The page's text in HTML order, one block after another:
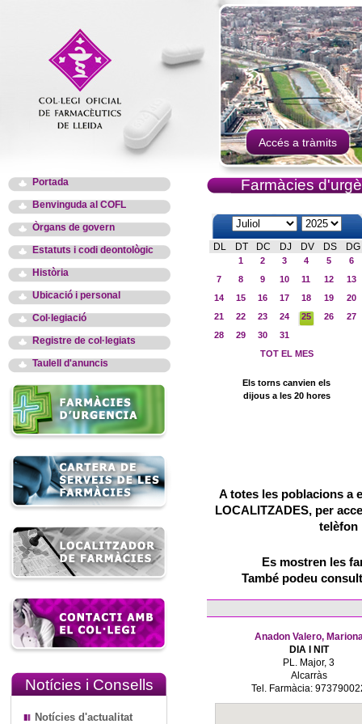
Accés a tràmits
Portada
Benvinguda al COFL
Òrgans de govern
Estatuts i codi deontològic
Història
Ubicació i personal
Col·legiació
Registre de col·legiats
Taulell d'anuncis
Notícies i Consells
Notícies d'actualitat
Farmàcies
DL DT DC DJ DV DS DG
1 2 3 4 5
6
7
8 9 10 11 12
13
14
15 16 17 18 19
20
21
22 23 24 25 26
27
28
29 30
31
TOT EL MES
Els torns canvien els
dijous a les 20 hores
A totes les poblacions a
LOCALITZADES, per
telèfon
Es mostren les
També podeu
Anadon Valero,
DIA I NIT
PL. Major, 3
Alcarràs
Tel. Farmàcia: